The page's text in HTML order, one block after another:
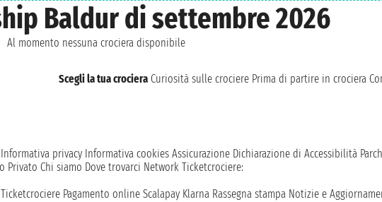
Baldur di settembre 2026
Al momento nessuna crociera disponibile
Scegli la tua crociera Curiosità sulle crociere Prima di partire in crociera
Informativa privacy Informativa cookies Assicurazione Dichiarazione di Accessibilità
Privato Chi siamo Dove trovarci Network Ticketcrociere:
Pagamento online Scalapay Klarna Rassegna stampa Notizie e